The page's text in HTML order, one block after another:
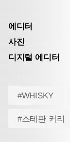
에디터
사진
디지털 에디터
#WHISKY
#스테판 커리